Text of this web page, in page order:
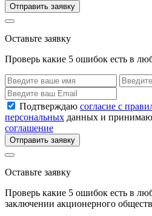
Отправить заявку
Оставьте заявку
Проверь какие 5 ошибок есть в
Подтверждаю согласие с
персональных данных и принимаю
соглашение
Отправить заявку
Оставьте заявку
Проверь какие 5 ошибок есть в
заключении акционерного